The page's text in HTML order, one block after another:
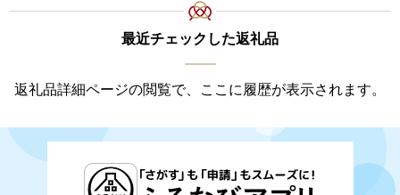
最近チェックした返礼品
返礼品詳細ページの閲覧で、ここに履歴が表示されます。